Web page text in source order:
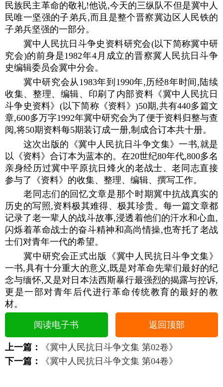
民族民主革命的敬礼!他说,今天的三纵队不但是冀中人
民唯一坚强的子弟兵,而且是整个晋察冀边区人民铁的
子弟兵坚强的一部分。
冀中人民抗日斗争史资料研究会(以下简称冀中研
究会)的前身是1982年4月成立的晋察冀人民抗日斗争
史编辑委员会冀中分会。
冀中研究会从1983年到1990年,历经8年时间,陆续
收集、整理、编辑、印刷了内部资料《冀中人民抗日
斗争史资料》(以下简称《资料》)50期,共有440多篇文
章,600多万字1992年冀中研究会为了便于资料归整与查
阅,将50期资料每5期装订成一册,制成合订本共十册。
这次出版的《冀中人民抗日斗争文集》一书,就是
以《资料》合订本为蓝本的。在20世纪80年代,800多名
亲身经历过冀中平原抗日烽火的老战士、老同志直接
参与了《资料》的收集、整理、编辑、撰写工作。
老同志们的回忆文章是那个时期冀中抗战真实的
历史的写照,资料极其难得、极其珍贵。每一篇文章都
记录了老一辈人的战斗故事,浸透着他们的汗水和心血,
闪烁着革命战士的奋斗精神和高尚情操,也寄托了老战
士们对青年一代的希望。
冀中研究会正式出版《冀中人民抗日斗争文集》
一书,具有十分重大的意义,既是对革命先辈们最好的纪
念与缅怀,又是对日本法西斯暴行最强烈的揭露与控诉,
更是一部对青年后代进行革命传统教育的最好的教
材。
阅读电子书 返回顶部
上一篇：
《冀中人民抗日斗争文集 第02卷》
下一篇：
《冀中人民抗日斗争文集 第04卷》